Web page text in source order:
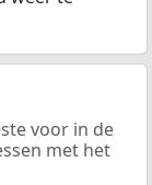
voor in de
met het